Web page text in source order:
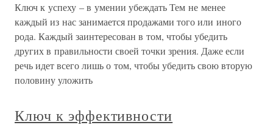
Ключ к успеху – в умении убеждать Тем не менее
каждый из нас занимается продажами того или иного
рода. Каждый заинтересован в том, чтобы убедить
других в правильности своей точки зрения. Даже если
речь идет всего лишь о том, чтобы убедить свою вторую
половину уложить
Ключ к эффективности